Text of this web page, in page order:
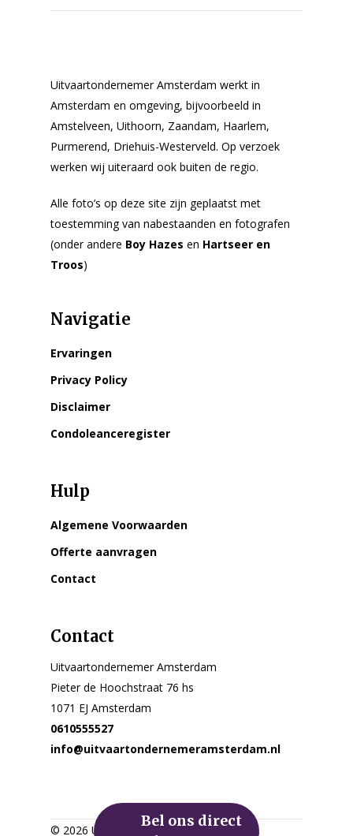
Uitvaartondernemer Amsterdam werkt in
Amsterdam en omgeving, bijvoorbeeld in
Amstelveen, Uithoorn, Zaandam, Haarlem,
Purmerend, Driehuis-Westerveld. Op verzoek
werken wij uiteraard ook buiten de regio.
Alle foto’s op deze site zijn geplaatst met
toestemming van nabestaanden en fotografen
(onder andere Boy Hazes en Hartseer en
Troos)
Navigatie
Ervaringen
Privacy Policy
Disclaimer
Condoleanceregister
Hulp
Algemene Voorwaarden
Offerte aanvragen
Contact
Contact
Uitvaartondernemer Amsterdam
Pieter de Hoochstraat 76 hs
1071 EJ Amsterdam
0610555527
info@uitvaartondernemeramsterdam.nl
© 2026 Uitvaartondernemer Amsterdam.
Bel ons direct